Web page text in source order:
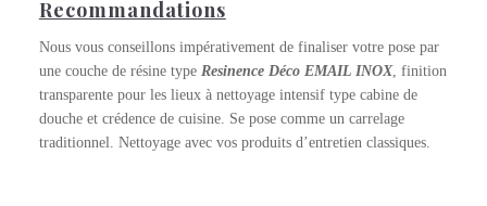
Recommandations
Nous vous conseillons impérativement de finaliser votre pose par
une couche de résine type Resinence Déco EMAIL INOX, finition
transparente pour les lieux à nettoyage intensif type cabine de
douche et crédence de cuisine. Se pose comme un carrelage
traditionnel. Nettoyage avec vos produits d’entretien classiques.